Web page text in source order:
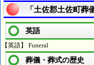
「土佐郡土佐町
英語
【英語】 Funeral
葬儀・葬式の歴史